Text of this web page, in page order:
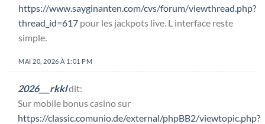
https://www.sayginanten.com/cvs/forum/viewthread.php?
thread_id=617 pour les jackpots live. L interface reste
simple.
MAI 20, 2026 À 1:01 PM
2026___rkkldit:
Sur mobile bonus casino sur
https://classic.comunio.de/external/phpBB2/viewtopic.php?